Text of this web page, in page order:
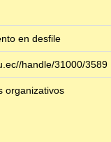
en desfile
handle/31000/3589
organizativos